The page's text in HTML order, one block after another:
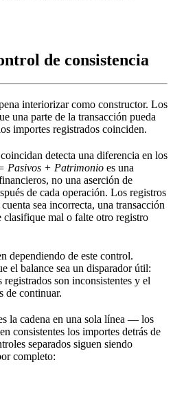
de consistencia
interiorizar como constructor. Los
una parte de la transacción pueda
importes registrados coinciden.
detecta una diferencia en los
Pasivos + Patrimonio es una
no una aserción de
de cada operación. Los registros
sea incorrecta, una transacción
clasifique mal o falte otro registro
dependiendo de este control.
el balance sea un disparador útil:
son inconsistentes y el
de continuar.
la cadena en una sola línea — los
consistentes los importes detrás de
separados siguen siendo
completo: